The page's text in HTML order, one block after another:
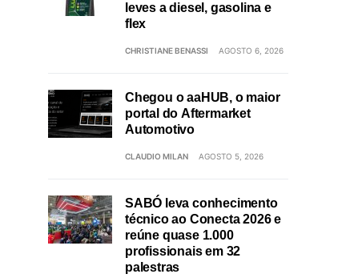
leves a diesel, gasolina e
flex
CHRISTIANE BENASSI AGOSTO 6, 2026
Chegou o aaHUB, o maior
portal do Aftermarket
Automotivo
CLAUDIO MILAN AGOSTO 5, 2026
SABÓ leva conhecimento
técnico ao Conecta 2026 e
reúne quase 1.000
profissionais em 32
palestras